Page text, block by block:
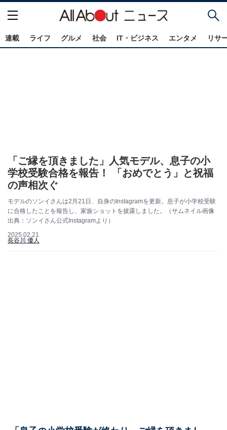
連載 ライフ グルメ 社会 IT・ビジネス エンタメ リサ
「ご縁を頂きました」人気モデル、息子の小
学校受験合格を報告！ 「おめでとう」と祝福
の声相次ぐ
モデルのソンイさんは2月21日、自身のInstagramを更新。息子が小学校受験
に合格したことを報告し、家族ショットを披露しました。（サムネイル画像
出典：ソンイさん公式Instagramより）
2025.02.21
長谷川 優人